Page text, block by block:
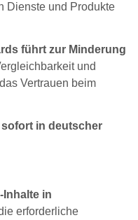
Dienste und Produkte
führt zur Minderung
und
Vertrauen beim
in deutscher
in
erforderliche